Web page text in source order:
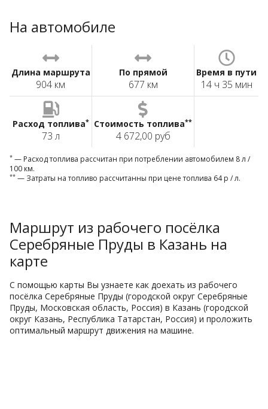
На автомобиле
Длина маршрута
904 км
По прямой
677 км
Время в пути
14 ч 35 мин
Расход топлива*
73 л
Стоимость топлива**
4 672,00 руб
* — Расход топлива рассчитан при потреблении автомобилем 8 л /
100 км.
** — Затраты на топливо рассчитанны при цене топлива 64 р / л.
Маршрут из рабочего посёлка
Серебряные Пруды в Казань на
карте
С помощью карты Вы узнаете как доехать из рабочего
посёлка Серебряные Пруды (городской округ Серебряные
Пруды, Московская область, Россия) в Казань (городской
округ Казань, Республика Татарстан, Россия) и проложить
оптимальный маршрут движения на машине.